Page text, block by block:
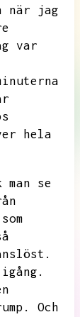
när jag
var
hela
se
Och